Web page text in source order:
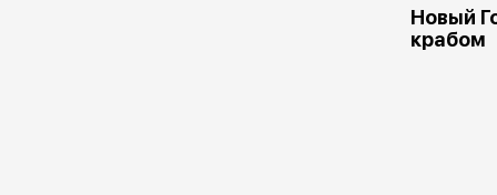
Новый
крабом